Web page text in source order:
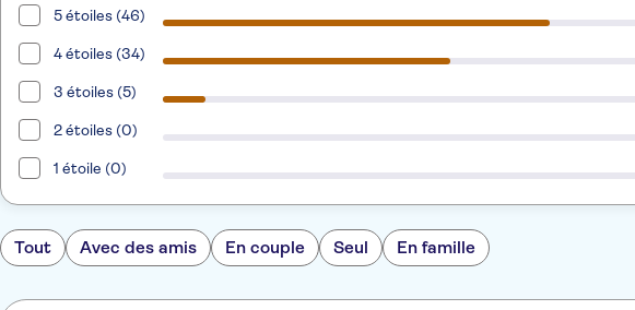
5 étoiles (46)
4 étoiles (34)
3 étoiles (5)
2 étoiles (0)
1 étoile (0)
Tout Avec des amis En couple Seul En famille